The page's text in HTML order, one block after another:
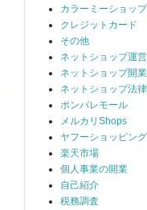
カラーミーショップ
クレジットカード
その他
ネットショップ運
ネットショップ開
ネットショップ法
ポンパレモール
メルカリShops
ヤフーショッピング
楽天市場
個人事業の開業
自己紹介
税務調査